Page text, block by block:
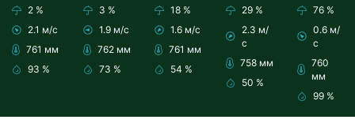
2 %
2.1 м/с
761 мм
93 %
3 %
1.9 м/с
762 мм
73 %
18 %
1.6 м/с
761 мм
54 %
29 %
2.3 м/
с
758 мм
50 %
76 %
0.6 м/
с
760
мм
99 %